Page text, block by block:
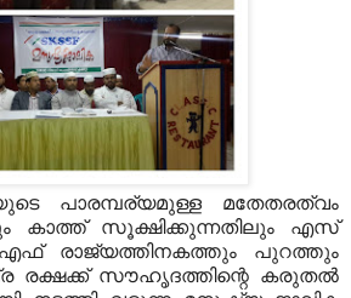
പാരമ്പര്യമുള്ള മതേതരത്വം
കാത്ത് സൂക്ഷിക്കുന്നതിലും എസ്
രാജ്യത്തിനകത്തും പുറത്തും
രക്ഷക്ക് സൗഹൃദത്തിന്റെ കരുതല്‍